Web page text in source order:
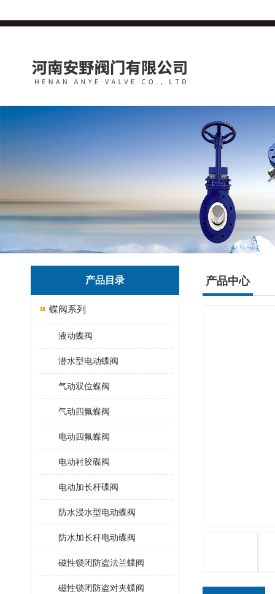
产品目录
蝶阀系列
液动蝶阀
潜水型电动蝶阀
气动双位蝶阀
气动四氟蝶阀
电动四氟蝶阀
电动衬胶碟阀
电动加长杆碟阀
防水浸水型电动蝶阀
防水加长杆电动碟阀
磁性锁闭防盗法兰蝶阀
磁性锁闭防盗对夹蝶阀
产品中心